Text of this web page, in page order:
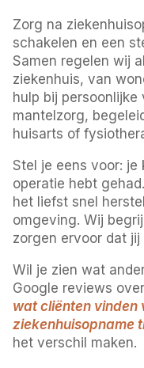
Zorg na
schakelen en een
Samen regelen wij
ziekenhuis, van
hulp bij
mantelzorg,
huisarts of
Stel je eens voor:
operatie hebt
het liefst snel
omgeving. Wij
zorgen ervoor dat
Wil je zien wat
Google reviews
wat cliënten vinden
ziekenhuisopname
het verschil maken.